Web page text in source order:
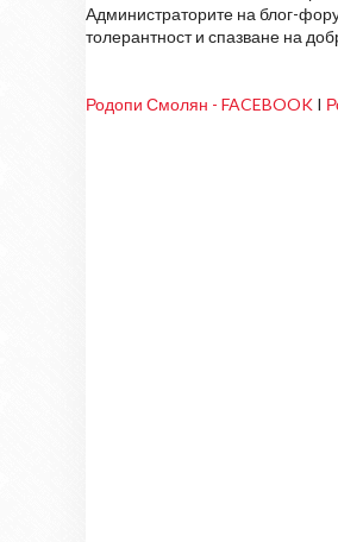
Администраторите на блог-
толерантност и спазване на
Родопи Смолян - FACEBOOK I